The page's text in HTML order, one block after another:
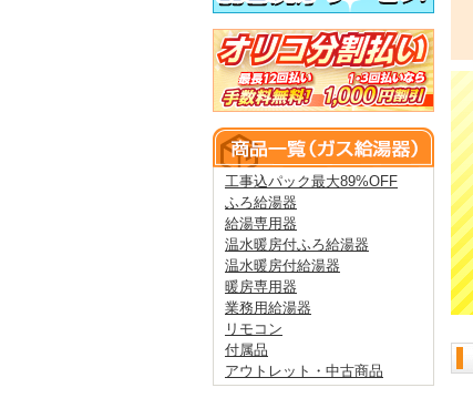
工事込パック最大89%OFF
ふろ給湯器
給湯専用器
温水暖房付ふろ給湯器
温水暖房付給湯器
暖房専用器
業務用給湯器
リモコン
付属品
アウトレット・中古商品